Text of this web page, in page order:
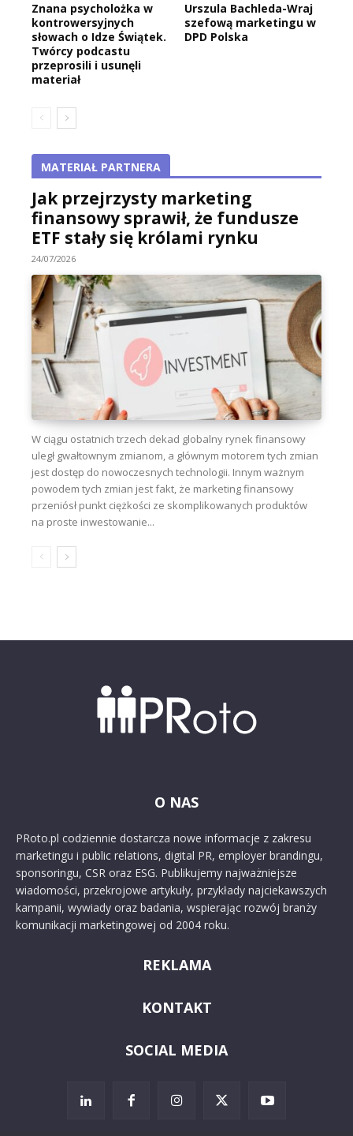
Znana psycholożka w
kontrowersyjnych
słowach o Idze Świątek.
Twórcy podcastu
przeprosili i usunęli
materiał
Urszula Bachleda-Wraj
szefową marketingu w
DPD Polska
MATERIAŁ PARTNERA
Jak przejrzysty marketing
finansowy sprawił, że fundusze
ETF stały się królami rynku
24/07/2026
W ciągu ostatnich trzech dekad globalny rynek finansowy
uległ gwałtownym zmianom, a głównym motorem tych zmian
jest dostęp do nowoczesnych technologii. Innym ważnym
powodem tych zmian jest fakt, że marketing finansowy
przeniósł punkt ciężkości ze skomplikowanych produktów
na proste inwestowanie...
O NAS
PRoto.pl codziennie dostarcza nowe informacje z zakresu
marketingu i public relations, digital PR, employer brandingu,
sponsoringu, CSR oraz ESG. Publikujemy najważniejsze
wiadomości, przekrojowe artykuły, przykłady najciekawszych
kampanii, wywiady oraz badania, wspierając rozwój branży
komunikacji marketingowej od 2004 roku.
REKLAMA
KONTAKT
SOCIAL MEDIA